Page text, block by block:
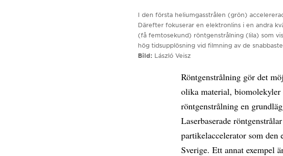
I den första heliumgasstrålen (grön)
Därefter fokuserar en elektronlins i en andra
(få femtosekund) röntgenstrålning (lila) som
hög tidsupplösning vid filmning av de
Bild
László Veisz
Röntgenstrålning gör det
olika material, biomolekyler
röntgenstrålning en
Laserbaserade
partikelaccelerator som
Sverige. Ett annat exempel